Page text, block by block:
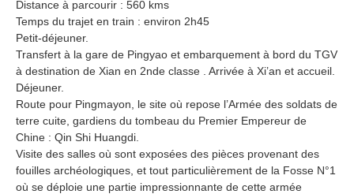
Distance à parcourir : 560 kms
Temps du trajet en train : environ 2h45
Petit-déjeuner.
Transfert à la gare de Pingyao et embarquement à bord du TGV
à destination de Xian en 2nde classe . Arrivée à Xi’an et accueil.
Déjeuner.
Route pour Pingmayon, le site où repose l’Armée des soldats de
terre cuite, gardiens du tombeau du Premier Empereur de
Chine : Qin Shi Huangdi.
Visite des salles où sont exposées des pièces provenant des
fouilles archéologiques, et tout particulièrement de la Fosse N°1
où se déploie une partie impressionnante de cette armée